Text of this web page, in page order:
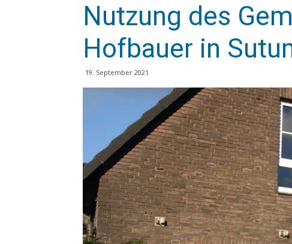
Nutzung des
Hofbauer in
19. September 2021